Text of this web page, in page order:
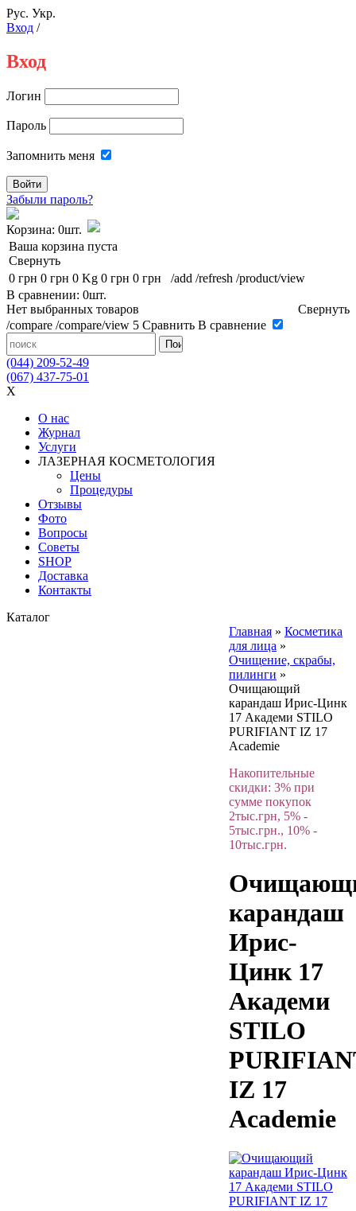
Рус. Укр.
Вход /
Вход
Логин
Пароль
Запомнить меня
Забыли пароль?
Корзина: 0шт.
Ваша корзина пуста
Свернуть
0 грн 0 грн 0 Kg 0 грн 0 грн /add /refresh /product/view
В сравнении: 0шт.
Нет выбранных товаров
Свернуть
/compare /compare/view 5 Сравнить В сравнение
(044) 209-52-49
(067) 437-75-01
X
О нас
Журнал
Услуги
ЛАЗЕРНАЯ КОСМЕТОЛОГИЯ
Цены
Процедуры
Отзывы
Фото
Вопросы
Советы
SHOP
Доставка
Контакты
Каталог
Главная » Косметика
для лица »
Очищение, скрабы,
пилинги »
Очищающий
карандаш Ирис-Цинк
17 Академи STILO
PURIFIANT IZ 17
Academie
Накопительные
скидки: 3% при
сумме покупок
2тыс.грн, 5% -
5тыс.грн., 10% -
10тыс.грн.
карандаш
Ирис-
Цинк 17
Академи
STILO
IZ 17
Academie